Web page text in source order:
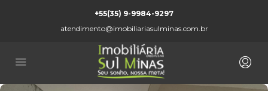
+55(35) 9-9984-9297
atendimento@imobiliariasulminas.com.br